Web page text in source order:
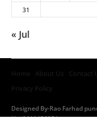
31
« Jul
Designed By-Rao Farhad
No. 9411456051
Home About Us Contact
Privacy Policy